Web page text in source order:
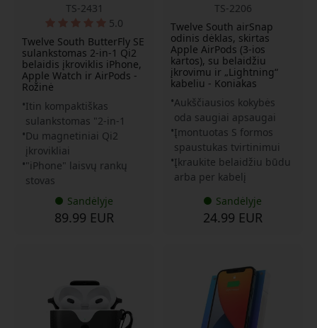
TS-2431
5.0
Twelve South ButterFly SE
sulankstomas 2-in-1 Qi2
belaidis įkroviklis iPhone,
Apple Watch ir AirPods -
Rožinė
Itin kompaktiškas
sulankstomas "2-in-1
Du magnetiniai Qi2
įkrovikliai
"iPhone" laisvų rankų
stovas
Sandėlyje
89.99 EUR
TS-2206
Twelve South airSnap
odinis dėklas, skirtas
Apple AirPods (3-ios
kartos), su belaidžiu
įkrovimu ir „Lightning“
kabeliu - Koniakas
Aukščiausios kokybės
oda saugiai apsaugai
Įmontuotas S formos
spaustukas tvirtinimui
Įkraukite belaidžiu būdu
arba per kabelį
Sandėlyje
24.99 EUR